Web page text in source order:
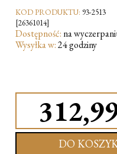
KOD PRODUKTU: 93-2513
[26361014]
Dostępność: na
Wysyłka w:24 godziny
DO